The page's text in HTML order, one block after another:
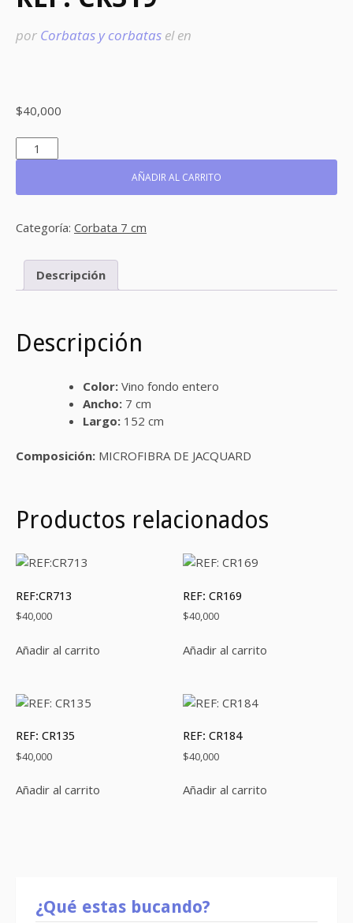
por Corbatas y corbatas elen
$40,000
REF:
CR319
AÑADIR AL CARRITO
Categoría: Corbata 7 cm
Descripción
Descripción
Color: Vino fondo entero
Ancho: 7 cm
Largo: 152 cm
Composición: MICROFIBRA DE JACQUARD
Productos relacionados
REF:CR713
$40,000
Añadir al carrito
REF: CR169
$40,000
Añadir al carrito
REF: CR135
$40,000
Añadir al carrito
REF: CR184
$40,000
Añadir al carrito
¿Qué estas bucando?